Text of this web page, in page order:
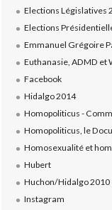
Elections Législatives
Elections
Emmanuel Grégoire
Euthanasie, ADMD et
Facebook
Hidalgo 2014
Homopoliticus -
Homopoliticus, le
Homosexualité et
Hubert
Huchon/Hidalgo 2010
Instagram